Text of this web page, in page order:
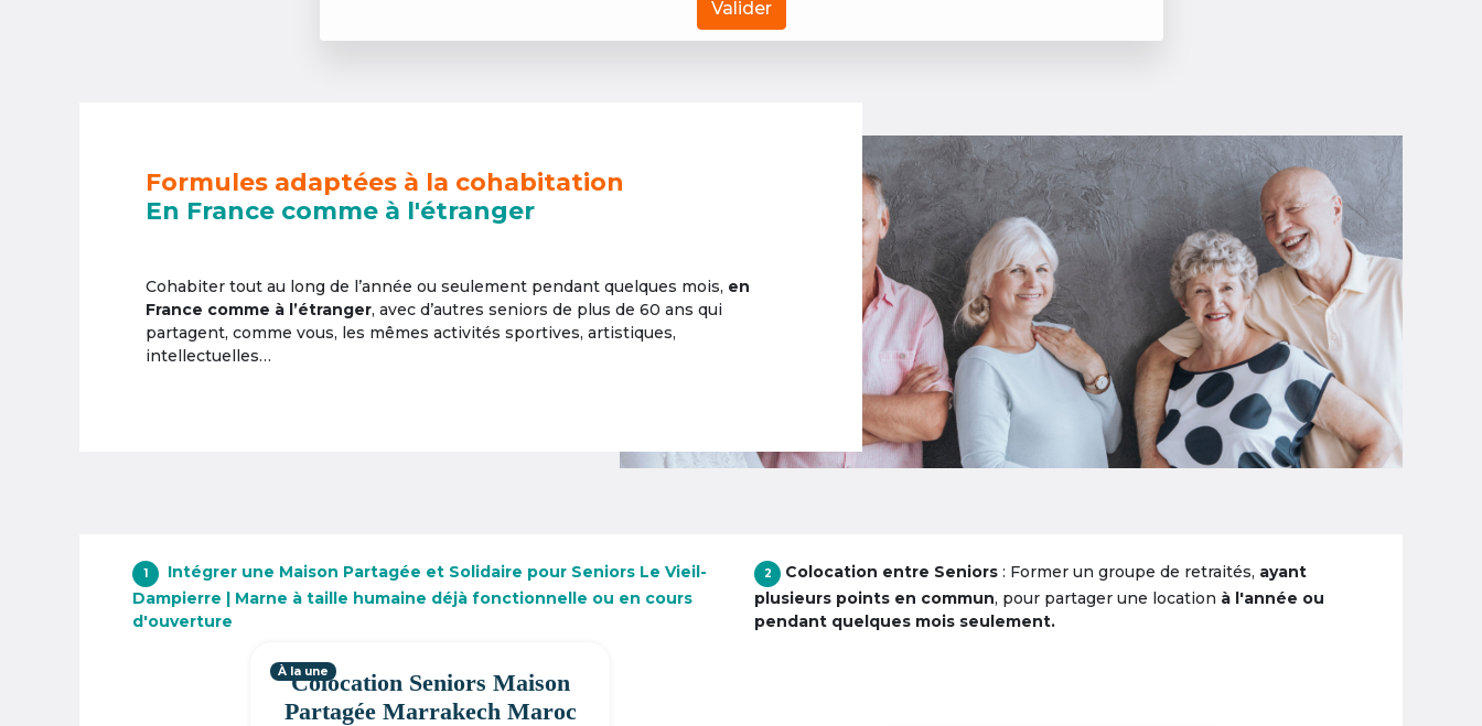
Valider
Formules adaptées à la cohabitation
En France comme à l'étranger
Cohabiter tout au long de l’année ou seulement pendant quelques mois, en
France comme à l’étranger, avec d’autres seniors de plus de 60 ans qui
partagent, comme vous, les mêmes activités sportives, artistiques,
intellectuelles…
1
Intégrer une Maison Partagée et Solidaire pour Seniors Le Vieil-
Dampierre | Marne à taille humaine déjà fonctionnelle ou en cours
d'ouverture
Colocation Seniors Maison
Partagée Marrakech Maroc
À la une
2 Colocation entre Seniors : Former un groupe de retraités, ayant
plusieurs points en commun, pour partager une location à l'année ou
pendant quelques mois seulement.